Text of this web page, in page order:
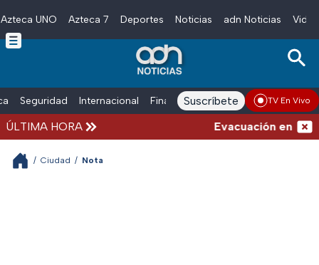
Skip to main content
Azteca UNO Azteca 7 Deportes Noticias adn Noticias
Seguridad Internacional Finanzas adn Noticias Radio
Suscríbete TV En Vivo
ÚLTIMA HORA Evacuación en la
/ Ciudad / Nota